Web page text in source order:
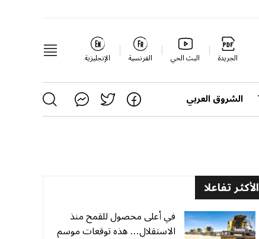
الجريدة البث الحي الفرنسية الإنجليزية
الشروق العربي
الأكثر تفاعلا
في أعلى محصول للقمح منذ
الاستقلال… هذه توقعات موسم